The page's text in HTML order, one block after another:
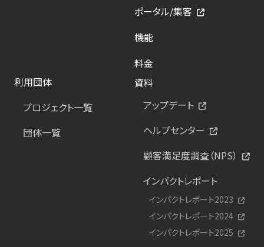
ポータル/集客
機能
料金
利用団体
プロジェクト一覧
団体一覧
資料
アップデート
ヘルプセンター
顧客満足度調査（NPS）
インパクトレポート
インパクトレポート2023
インパクトレポート2024
インパクトレポート2025